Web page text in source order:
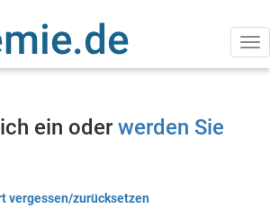
ein oder werden Sie
vergessen/zurücksetzen